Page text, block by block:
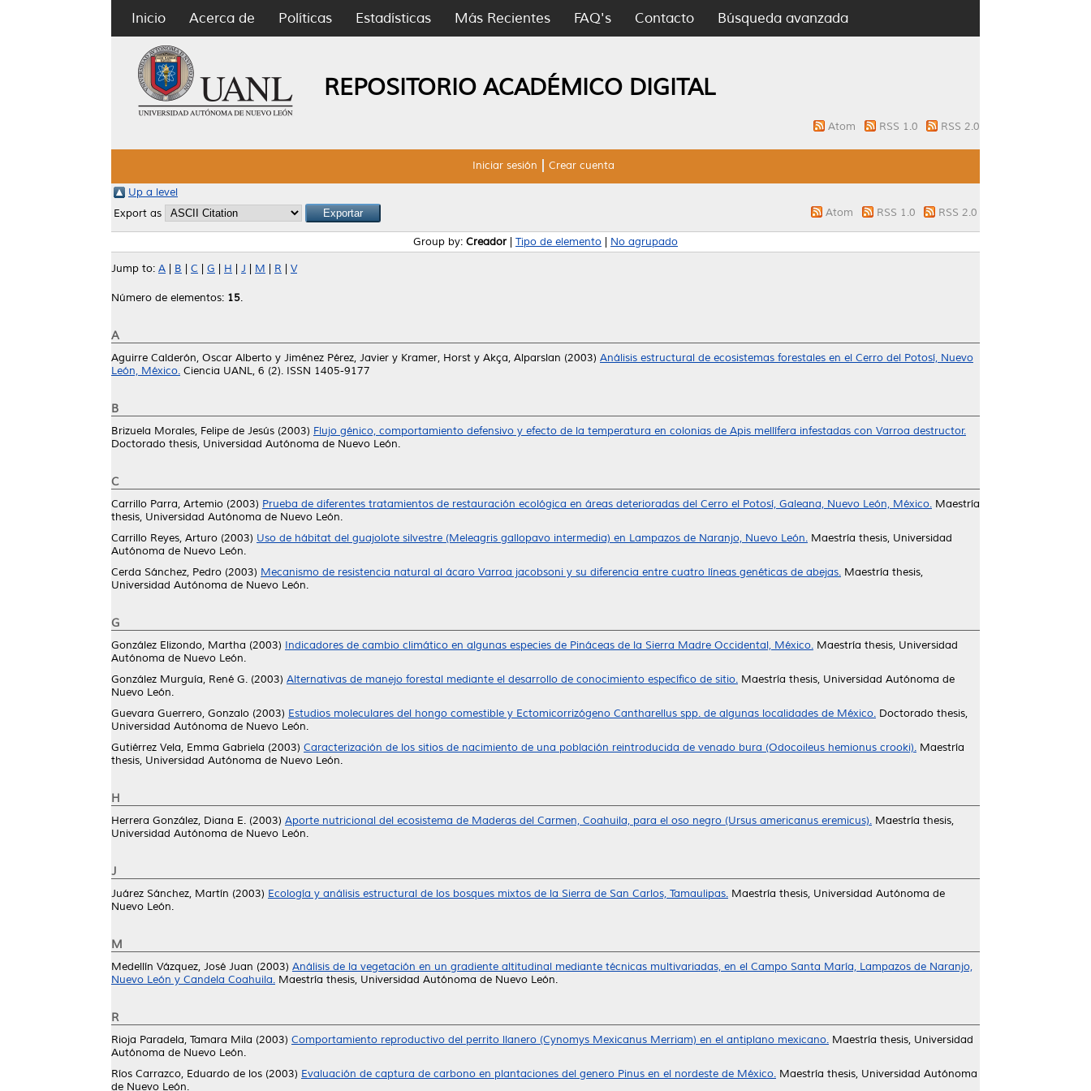
Inicio Acerca de Políticas Estadísticas Más Recientes FAQ's Contacto Búsqueda avanzada
REPOSITORIO ACADÉMICO DIGITAL
Atom RSS 1.0 RSS 2.0
Iniciar sesión Crear cuenta
Up a level
Export as
Atom RSS 1.0 RSS 2.0
Group by: Creador Tipo de elemento No agrupado
Jump to: A B C G H J M R V
Número de elementos: 15.
A
Aguirre Calderón, Oscar Alberto y Jiménez Pérez, Javier y Kramer, Horst y Akça, Alparslan (2003) Análisis estructural de ecosistemas forestales en el Cerro del Potosí, Nuevo
León, México. Ciencia UANL, 6 (2). ISSN 1405-9177
B
Brizuela Morales, Felipe de Jesús (2003) Flujo génico, comportamiento defensivo y efecto de la temperatura en colonias de Apis mellífera infestadas con Varroa destructor.
Doctorado thesis, Universidad Autónoma de Nuevo León.
C
Carrillo Parra, Artemio (2003) Prueba de diferentes tratamientos de restauración ecológica en áreas deterioradas del Cerro el Potosí, Galeana, Nuevo León, México. Maestría
thesis, Universidad Autónoma de Nuevo León.
Carrillo Reyes, Arturo (2003) Uso de hábitat del guajolote silvestre (Meleagris gallopavo intermedia) en Lampazos de Naranjo, Nuevo León. Maestría thesis, Universidad
Autónoma de Nuevo León.
Cerda Sánchez, Pedro (2003) Mecanismo de resistencia natural al ácaro Varroa jacobsoni y su diferencia entre cuatro líneas genéticas de abejas. Maestría thesis,
Universidad Autónoma de Nuevo León.
G
González Elizondo, Martha (2003) Indicadores de cambio climático en algunas especies de Pináceas de la Sierra Madre Occidental, México. Maestría thesis, Universidad
Autónoma de Nuevo León.
González Murguía, René G. (2003) Alternativas de manejo forestal mediante el desarrollo de conocimiento específico de sitio. Maestría thesis, Universidad Autónoma de
Nuevo León.
Guevara Guerrero, Gonzalo (2003) Estudios moleculares del hongo comestible y Ectomicorrizógeno Cantharellus spp. de algunas localidades de México. Doctorado thesis,
Universidad Autónoma de Nuevo León.
Gutiérrez Vela, Emma Gabriela (2003) Caracterización de los sitios de nacimiento de una población reintroducida de venado bura (Odocoileus hemionus crooki). Maestría
thesis, Universidad Autónoma de Nuevo León.
H
Herrera González, Diana E. (2003) Aporte nutricional del ecosistema de Maderas del Carmen, Coahuila, para el oso negro (Ursus americanus eremicus). Maestría thesis,
Universidad Autónoma de Nuevo León.
J
Juárez Sánchez, Martín (2003) Ecología y análisis estructural de los bosques mixtos de la Sierra de San Carlos, Tamaulipas. Maestría thesis, Universidad Autónoma de
Nuevo León.
M
Medellín Vázquez, José Juan (2003) Análisis de la vegetación en un gradiente altitudinal mediante técnicas multivariadas, en el Campo Santa María, Lampazos de Naranjo,
Nuevo León y Candela Coahuila. Maestría thesis, Universidad Autónoma de Nuevo León.
R
Rioja Paradela, Tamara Mila (2003) Comportamiento reproductivo del perrito llanero (Cynomys Mexicanus Merriam) en el antiplano mexicano. Maestría thesis, Universidad
Autónoma de Nuevo León.
Ríos Carrazco, Eduardo de los (2003) Evaluación de captura de carbono en plantaciones del genero Pinus en el nordeste de México. Maestría thesis, Universidad Autónoma
de Nuevo León.